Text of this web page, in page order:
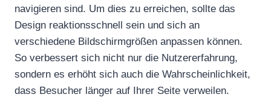
navigieren sind. Um dies zu erreichen, sollte das
Design reaktionsschnell sein und sich an
verschiedene Bildschirmgrößen anpassen können.
So verbessert sich nicht nur die Nutzererfahrung,
sondern es erhöht sich auch die Wahrscheinlichkeit,
dass Besucher länger auf Ihrer Seite verweilen.